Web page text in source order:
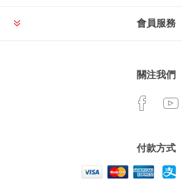
會員服務
關注我們
付款方式